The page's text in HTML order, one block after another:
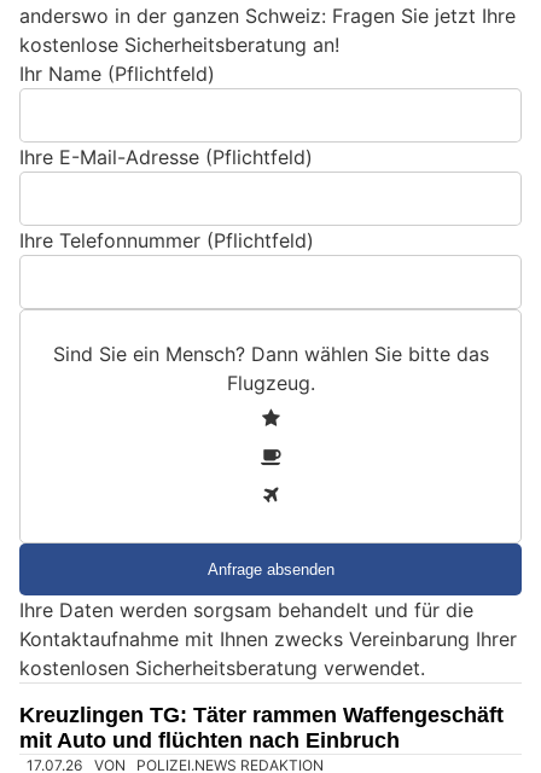
anderswo in der ganzen Schweiz: Fragen Sie jetzt Ihre
kostenlose Sicherheitsberatung an!
Ihr Name (Pflichtfeld)
Ihre E-Mail-Adresse (Pflichtfeld)
Ihre Telefonnummer (Pflichtfeld)
Sind Sie ein Mensch? Dann wählen Sie bitte das
Flugzeug.
e
i
n
e
n
Ihre Daten werden sorgsam behandelt und für die
Kontaktaufnahme mit Ihnen zwecks Vereinbarung Ihrer
kostenlosen Sicherheitsberatung verwendet.
Kreuzlingen TG: Täter rammen Waffengeschäft
mit Auto und flüchten nach Einbruch